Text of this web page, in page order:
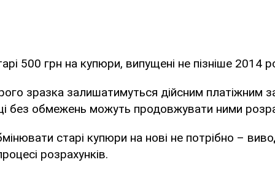
500 грн на купюри, випущені не пізніше 2014
зразка залишатимуться дійсним платіжним
без обмежень можуть продовжувати ними
старі купюри на нові не потрібно –
розрахунків.